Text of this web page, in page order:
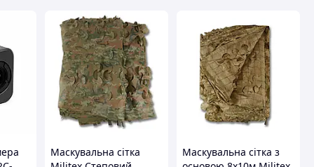
Маскувальна сітка
Маскувальна сітка з